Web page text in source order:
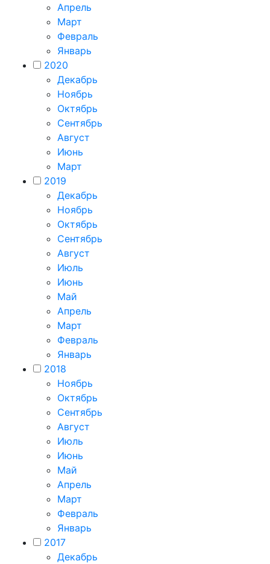
Апрель
Март
Февраль
Январь
2020
Декабрь
Ноябрь
Октябрь
Сентябрь
Август
Июнь
Март
2019
Декабрь
Ноябрь
Октябрь
Сентябрь
Август
Июль
Июнь
Май
Апрель
Март
Февраль
Январь
2018
Ноябрь
Октябрь
Сентябрь
Август
Июль
Июнь
Май
Апрель
Март
Февраль
Январь
2017
Декабрь